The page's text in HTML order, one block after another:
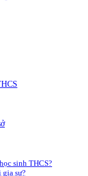
sinh THCS?
gia sư?